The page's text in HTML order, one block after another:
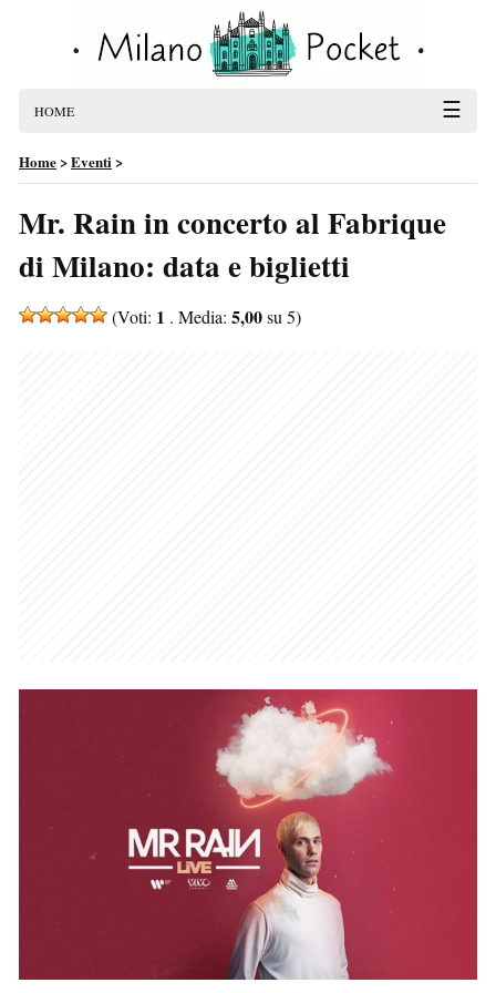
HOME ☰
Home>Eventi>
Mr. Rain in concerto al Fabrique
di Milano: data e biglietti
(Voti: 1 . Media: 5,00su 5)